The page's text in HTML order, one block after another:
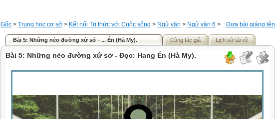
Đưa bài giảng lên
Gốc > Trung học cơ sở > Kết nối Tri thức với Cuộc sống > Ngữ văn > Ngữ văn 6 >
Bài 5: Những nẻo đường xứ sở - ... Én (Hà My). Cùng tác giả Lịch sử tải về
Bài 5: Những nẻo đường xứ sở - Đọc: Hang Én (Hà My).